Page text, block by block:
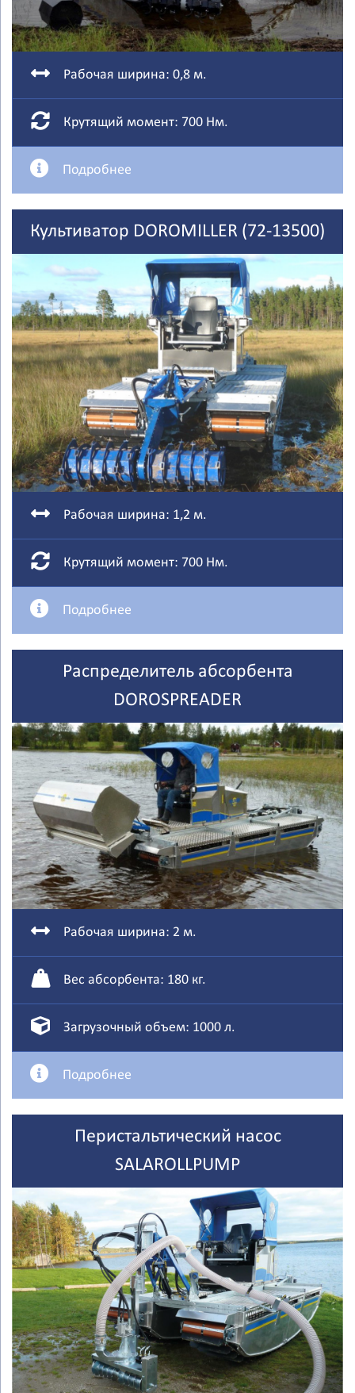
Рабочая ширина: 0,8 м.
Крутящий момент: 700 Нм.
Подробнее
Культиватор DOROMILLER (72-13500)
Рабочая ширина: 1,2 м.
Крутящий момент: 700 Нм.
Подробнее
Распределитель абсорбента
DOROSPREADER
Рабочая ширина: 2 м.
Вес абсорбента: 180 кг.
Загрузочный объем: 1000 л.
Подробнее
Перистальтический насос
SALAROLLPUMP